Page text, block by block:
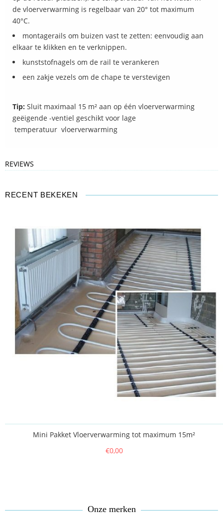
de vloerverwarming is regelbaar van 20° tot maximum
40°C.
montagerails om buizen vast te zetten: eenvoudig aan
elkaar te klikken en te verknippen.
kunststofnagels om de rail te verankeren
een zakje vezels om de chape te verstevigen
Tip: Sluit maximaal 15 m² aan op één vloerverwarming
geëigende -ventiel geschikt voor lage
temperatuur vloerverwarming
REVIEWS
RECENT BEKEKEN
Mini Pakket Vloerverwarming tot maximum 15m²
€0,00
Onze merken